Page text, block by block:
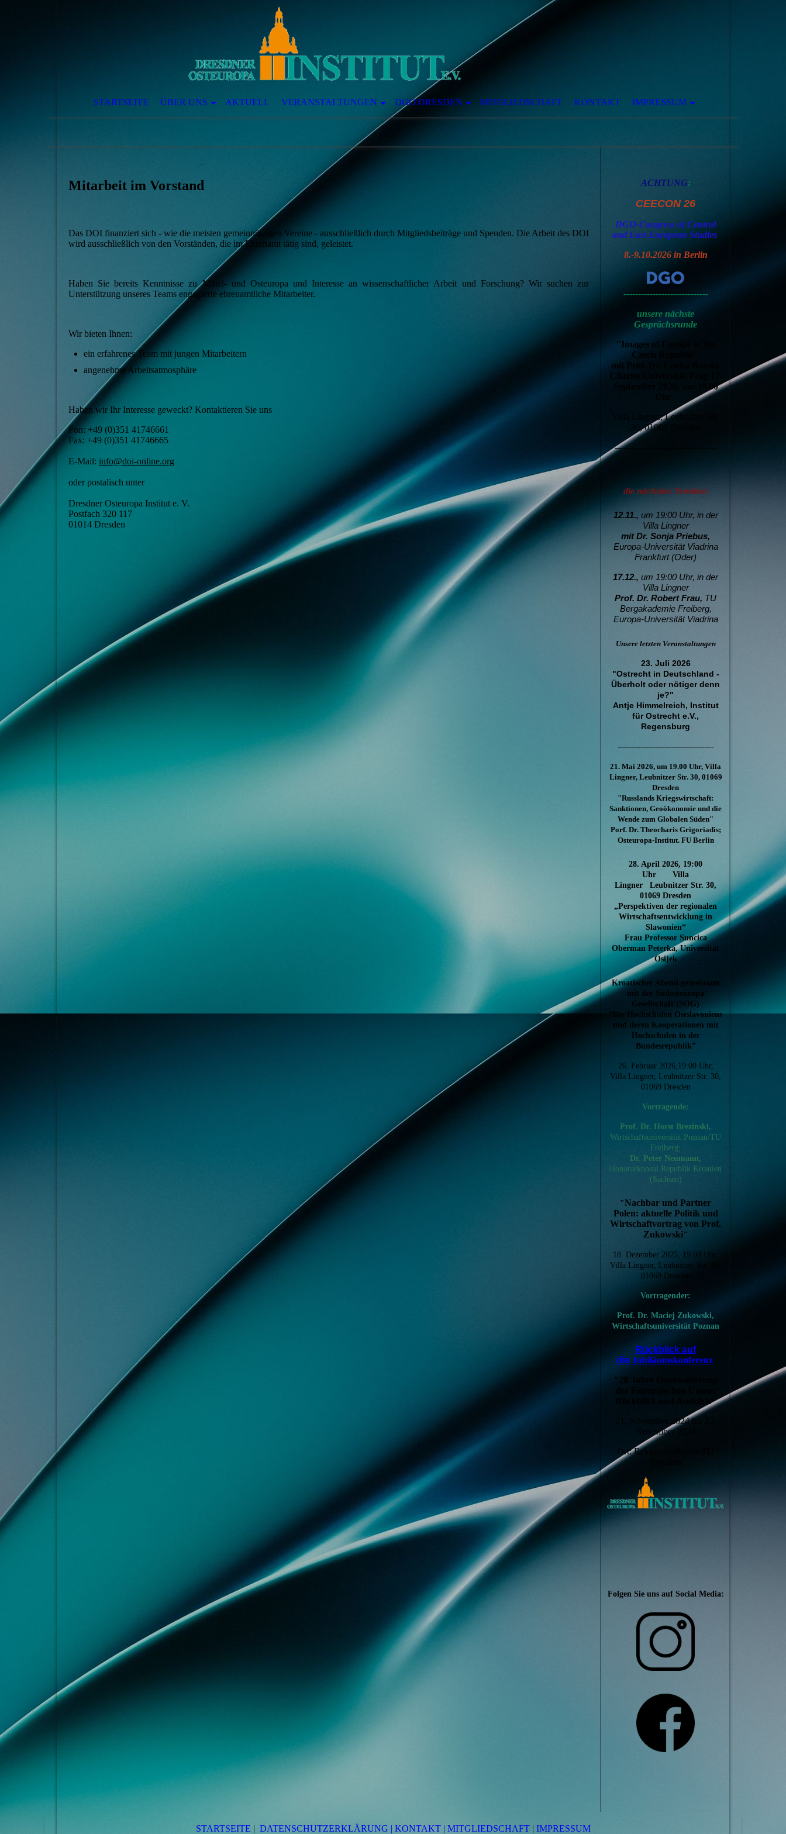
STARTSEITE ÜBER UNS AKTUELL VERANSTALTUNGEN DGO DRESDEN MITGLIEDSCHAFT KONTAKT IMPRESSUM
Mitarbeit im Vorstand
Das DOI finanziert sich - wie die meisten gemeinnützigen Vereine - ausschließlich durch Mitgliedsbeiträge und Spenden. Die Arbeit des DOI
wird ausschließlich von den Vorständen, die im Ehrenamt tätig sind, geleistet.
Haben Sie bereits Kenntnisse zu Mittel- und Osteuropa und Interesse an wissenschaftlicher Arbeit und Forschung? Wir suchen zur
Unterstützung unseres Teams engagierte ehrenamtliche Mitarbeiter.
Wir bieten Ihnen:
ein erfahrenes Team mit jungen Mitarbeitern
angenehme Arbeitsatmosphäre
Haben wir Ihr Interesse geweckt? Kontaktieren Sie uns
Fon: +49 (0)351 41746661
Fax: +49 (0)351 41746665
E-Mail: info@doi-online.org
oder postalisch unter
Dresdner Osteuropa Institut e. V.
Postfach 320 117
01014 Dresden
ACHTUNG:
CEECON 26
DGO-Congress of Central
and East European Studies
8.-9.10.2026 in Berlin
-----------------------------
unsere nächste
Gesprächsrunde
"Images of Europe in the
Czech Republic"
mit Prof. Dr. Lenka Rovna,
Charles Universität Prag 17.
September 2026, um 19.00
Villa Lingner, Leubnitzer Str.
30, 01069 Dresden
-----------------------------------
die nächsten Termine:
12.11., um 19:00 Uhr, in der
Villa Lingner
mit Dr. Sonja Priebus,
Europa-Universität Viadrina
Frankfurt (Oder)
17.12., um 19:00 Uhr, in der
Villa Lingner
Prof. Dr. Robert Frau, TU
Bergakademie Freiberg,
Europa-Universität Viadrina
Unsere letzten Veranstaltungen
23. Juli 2026
"Ostrecht in Deutschland -
Überholt oder nötiger denn
je?"
Antje Himmelreich, Institut
für Ostrecht e.V.,
Regensburg
-----------------------------------------
21. Mai 2026, um 19.00 Uhr, Villa
Lingner, Leubnitzer Str. 30, 01069
Dresden
"Russlands Kriegswirtschaft:
Sanktionen, Geoökonomie und die
Wende zum Globalen Süden"
Porf. Dr. Theocharis Grigoriadis;
Osteuropa-Institut. FU Berlin
28. April 2026, 19:00
Uhr Villa
Lingner Leubnitzer Str. 30,
01069 Dresden
„Perspektiven der regionalen
Wirtschaftsentwicklung in
Slawonien“
Frau Professor Suncica
Oberman Peterka, Universität
Osijek
Kroatischer Abend gemeinsam
mit der Südosteuropa
Gesellschaft (SOG)
“Die Hochschulen Ostslavoniens
und deren Kooperationen mit
Hochschulen in der
Bundesrepublik”
26. Februar 2026,19:00 Uhr,
Villa Lingner, Leubnitzer Str. 30,
01069 Dresden
Vortragende:
Prof. Dr. Horst Brezinski,
Wirtschaftsuniversität Poznan/TU
Freiberg;
Dr. Peter Neumann,
Honorarkonsul Republik Kroatien
(Sachsen)
"Nachbar und Partner
Polen: aktuelle Politik und
Wirtschaftvortrag von Prof.
Zukowski"
18. Dezember 2025, 19:00 Uhr,
Villa Lingner, Leubnitzer Str. 30,
01069 Dresden
Vortragender:
Prof. Dr. Maciej Zukowski,
Wirtschaftsuniversität Poznan
Rückblick auf
die Jubiläumskonferenz
"20 Jahre Osterweiterung
der Europäischen Union:
Rückblick und Ausblick"
21. November 2024 bis 22.
November 2024
Ort: Rektoratsvilla der TU
Folgen Sie uns auf Social Media:
STARTSEITE | DATENSCHUTZERKLÄRUNG | KONTAKT| MITGLIEDSCHAFT| IMPRESSUM